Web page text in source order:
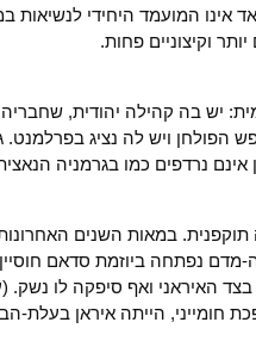
אינו המועמד היחידי
וקיצוניים פחות.
יש בה קהילה יהודית,
הפולחן ויש לה נציג בפרלמנט.
אינם נרדפים כמו בגרמניה
תוקפנית. במאות השנים
מדם נפתחה ביוזמת סדאם
בצד האיראני ואף סיפקה לו
חומייני, הייתה איראן